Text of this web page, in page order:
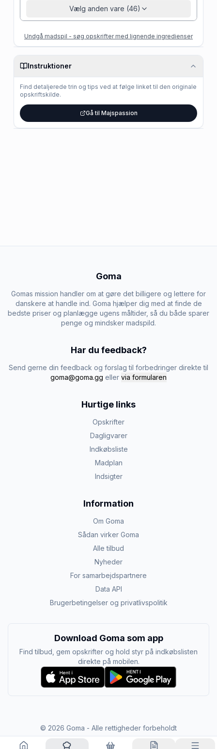
Vælg anden vare (46)
Undgå madspil - søg opskrifter med lignende ingredienser
Instruktioner
Find detaljerede trin og tips ved at følge linket til den originale
opskriftskilde.
Gå til Majspassion
Goma
Gomas mission handler om at gøre det billigere og lettere for
danskere at handle ind. Goma hjælper dig med at finde de
bedste priser og planlægge ugens måltider, så du både sparer
penge og mindsker madspild.
Har du feedback?
Send gerne din feedback og forslag til forbedringer direkte til
goma@goma.gg eller via formularen
Hurtige links
Opskrifter
Dagligvarer
Indkøbsliste
Madplan
Indsigter
Information
Om Goma
Sådan virker Goma
Alle tilbud
Nyheder
For samarbejdspartnere
Data API
Brugerbetingelser og privatlivspolitik
Download Goma som app
Find tilbud, gem opskrifter og hold styr på indkøbslisten
direkte på mobilen.
© 2026 Goma - Alle rettigheder forbeholdt